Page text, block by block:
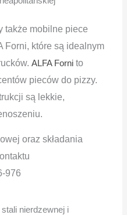
także mobilne piece
Forni, które są idealnym
ALFA Forni to
pieców do pizzy.
są lekkie,
oraz składania
976
nierdzewnej i